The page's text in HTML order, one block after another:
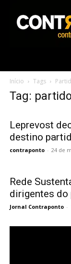
Início Tags
Tag:
Leprevost
destino
contraponto - 24 de
Rede
dirigentes do
Jornal Contraponto -